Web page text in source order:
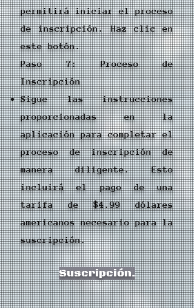
permitirá iniciar el proceso
de inscripción. Haz clic en
este botón.
Paso 7: Proceso de
Inscripción
Sigue las instrucciones
proporcionadas en la
aplicación para completar el
proceso de inscripción de
manera diligente. Esto
incluirá el pago de una
tarifa de $4.99 dólares
americanos necesario para la
suscripción.
Suscripción.